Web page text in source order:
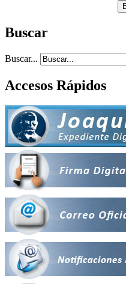
Buscar
Buscar...
Accesos Rápidos